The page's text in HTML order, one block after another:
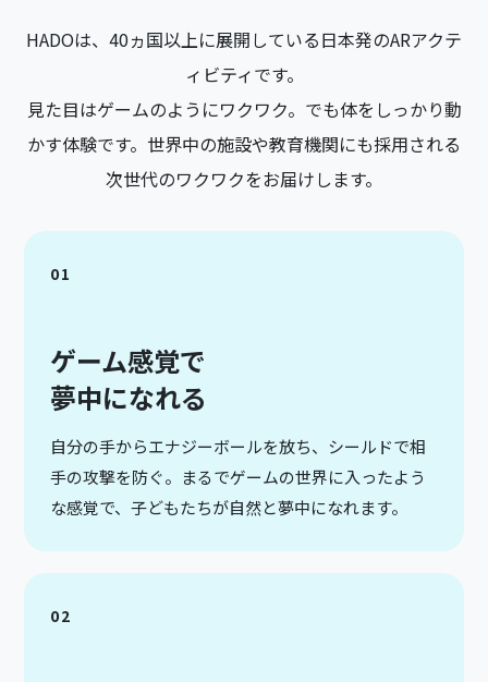
HADOは、40ヵ国以上に展開している日本発のARアクテ
ィビティです。
見た目はゲームのようにワクワク。でも体をしっかり動
かす体験です。世界中の施設や教育機関にも採用される
次世代のワクワクをお届けします。
01
ゲーム感覚で
夢中になれる
自分の手からエナジーボールを放ち、シールドで相
手の攻撃を防ぐ。まるでゲームの世界に入ったよう
な感覚で、子どもたちが自然と夢中になれます。
02